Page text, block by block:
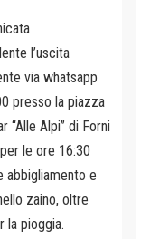
l’uscita
via whatsapp
presso la piazza
“Alle Alpi” di Forni
le ore 16:30
abbigliamento e
zaino, oltre
la pioggia.